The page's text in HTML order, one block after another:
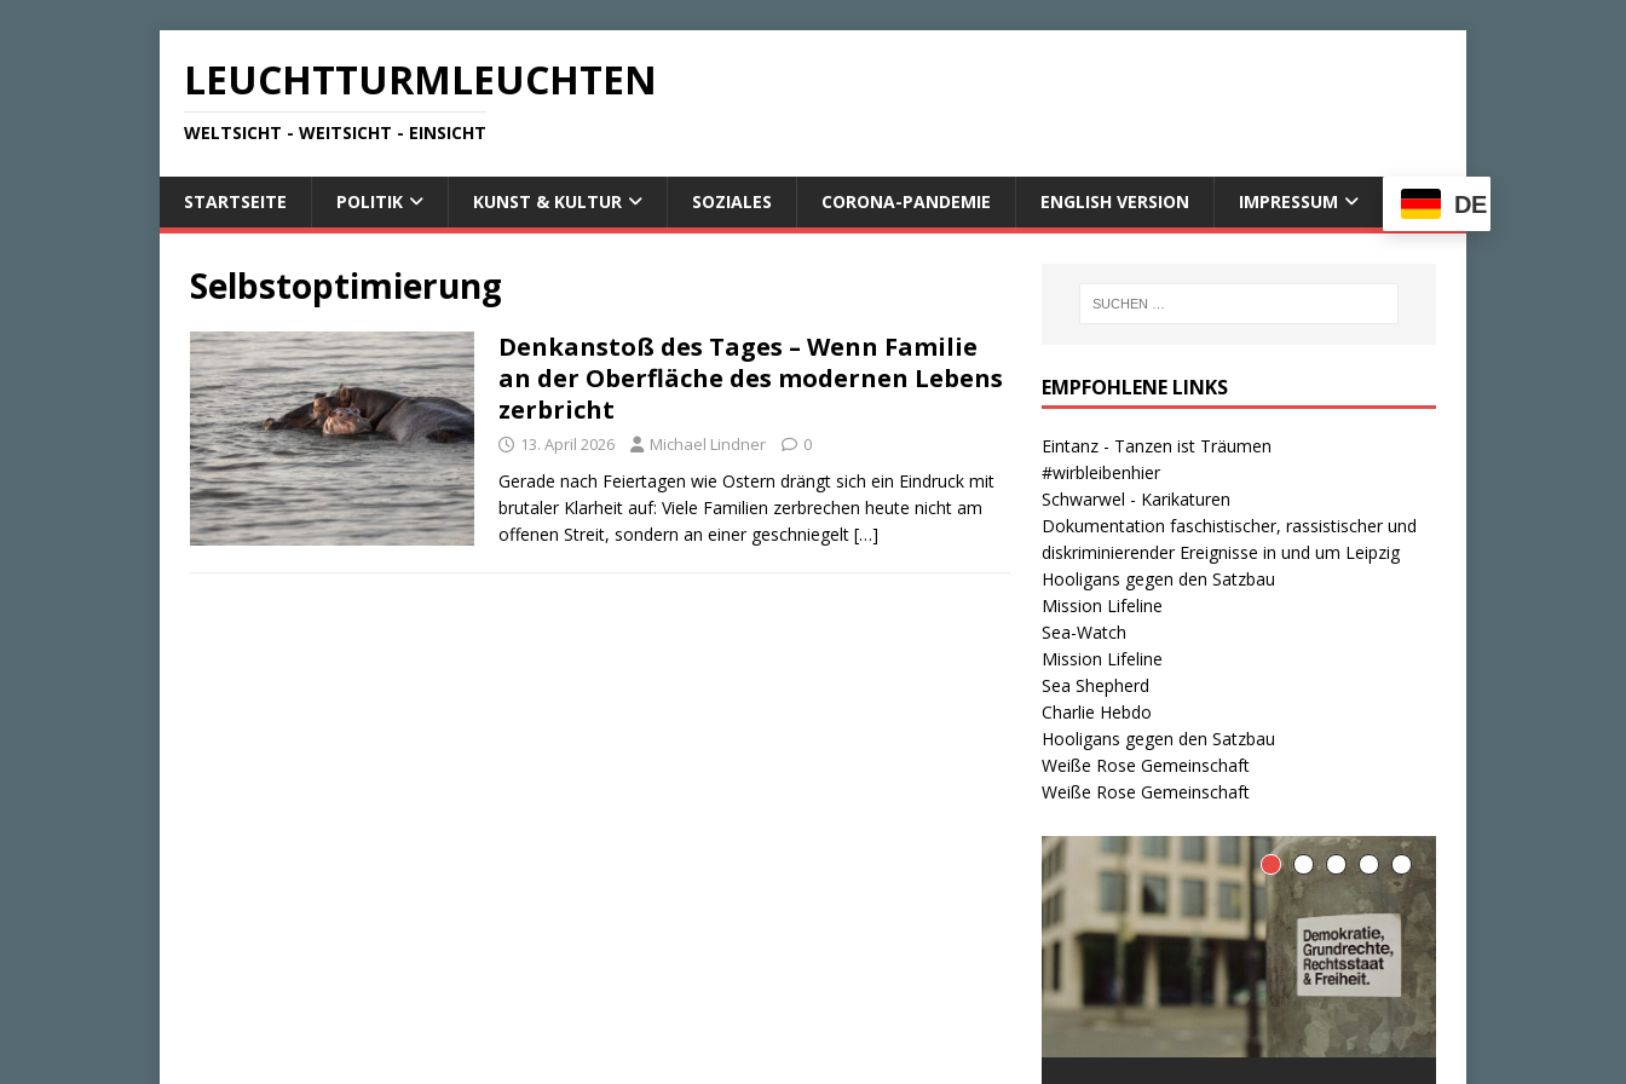
LEUCHTTURMLEUCHTEN
WELTSICHT - WEITSICHT - EINSICHT
STARTSEITE POLITIK KUNST & KULTUR SOZIALES CORONA-PANDEMIE ENGLISH VERSION IMPRESSUM DE
Selbstoptimierung
Denkanstoß des Tages – Wenn Familie
an der Oberfläche des modernen Lebens
zerbricht
13. April 2026 Michael Lindner 0
Gerade nach Feiertagen wie Ostern drängt sich ein Eindruck mit
brutaler Klarheit auf: Viele Familien zerbrechen heute nicht am
offenen Streit, sondern an einer geschniegelt […]
EMPFOHLENE LINKS
Eintanz - Tanzen ist Träumen
#wirbleibenhier
Schwarwel - Karikaturen
Dokumentation faschistischer, rassistischer und
diskriminierender Ereignisse in und um Leipzig
Hooligans gegen den Satzbau
Mission Lifeline
Sea-Watch
Mission Lifeline
Sea Shepherd
Charlie Hebdo
Hooligans gegen den Satzbau
Weiße Rose Gemeinschaft
Weiße Rose Gemeinschaft